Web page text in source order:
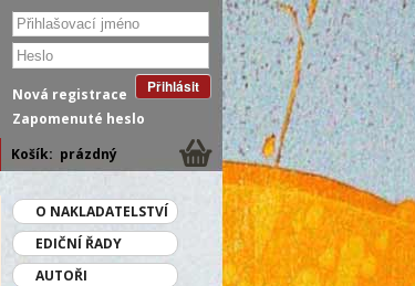
O NAKLADATELSTVÍ
EDIČNÍ ŘADY
AUTOŘI
Přihlásit
Nová registrace
Zapomenuté heslo
Košík: prázdný